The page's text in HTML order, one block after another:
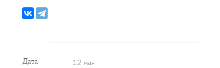
Дата 12 мая